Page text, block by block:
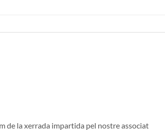
de la xerrada impartida pel nostre associat